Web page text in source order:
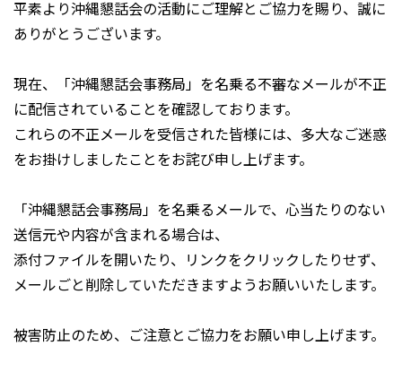
平素より沖縄懇話会の活動にご理解とご協力を賜り、誠に
ありがとうございます。
現在、「沖縄懇話会事務局」を名乗る不審なメールが不正
に配信されていることを確認しております。
これらの不正メールを受信された皆様には、多大なご迷惑
をお掛けしましたことをお詫び申し上げます。
「沖縄懇話会事務局」を名乗るメールで、心当たりのない
送信元や内容が含まれる場合は、
添付ファイルを開いたり、リンクをクリックしたりせず、
メールごと削除していただきますようお願いいたします。
被害防止のため、ご注意とご協力をお願い申し上げます。